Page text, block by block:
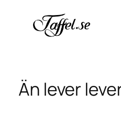
innehåll
Än lever